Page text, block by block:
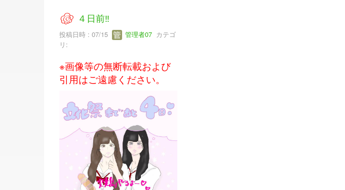
４日前‼
投稿日時 : 07/15 管理者07 カテゴ
リ:
※画像等の無断転載および
引用はご遠慮ください。